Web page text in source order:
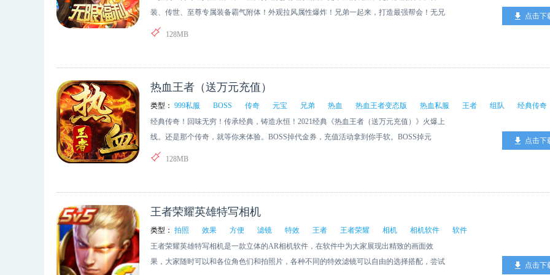
装、传世、至尊专属装备霸气附体！外观拉风属性爆炸！兄弟一起来，打造最强帮会！无兄
弟不传奇，一起创造辉煌！开启全民千人在线攻城，铸就王者霸业！
128MB
点击下
热血王者（送万元充值）
类型： 999私服 BOSS 传奇 元宝 兄弟 热血 热血王者变态版 热血私服 王者 组队
经典传奇
经典传奇！回味无穷！传承经典，铸造永恒！2021经典《热血王者（送万元充值）》火爆上
线。还是那个传奇，就等你来体验。BOSS掉代金券，充值活动拿到你手软。BOSS掉元
宝，白嫖不是梦。我在这里等你，是兄弟就来砍我，曾今的兄弟我们一起组队，征战沙场，
128MB
点击下
王者荣耀英雄特写相机
类型： 拍照 效果 方便 滤镜 特效 王者 王者荣耀 相机 相机软件
软件
王者荣耀英雄特写相机是一款立体的AR相机软件，在软件中为大家展现出精致的画面效
果，大家随时可以和各位角色们和拍照片，各种不同的特效滤镜可以自由的选择搭配，尝试
点击下